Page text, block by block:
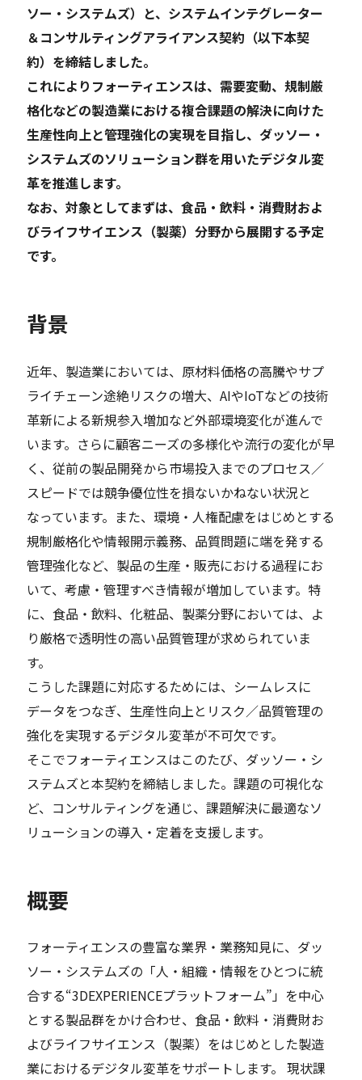
ソー・システムズ）と、システムインテグレーター
＆コンサルティングアライアンス契約（以下本契
約）を締結しました。
これによりフォーティエンスは、需要変動、規制厳
格化などの製造業における複合課題の解決に向けた
生産性向上と管理強化の実現を目指し、ダッソー・
システムズのソリューション群を用いたデジタル変
革を推進します。
なお、対象としてまずは、食品・飲料・消費財およ
びライフサイエンス（製薬）分野から展開する予定
です。
背景
近年、製造業においては、原材料価格の高騰やサプ
ライチェーン途絶リスクの増大、AIやIoTなどの技術
革新による新規参入増加など外部環境変化が進んで
います。さらに顧客ニーズの多様化や流行の変化が早
く、従前の製品開発から市場投入までのプロセス／
スピードでは競争優位性を損ないかねない状況と
なっています。また、環境・人権配慮をはじめとする
規制厳格化や情報開示義務、品質問題に端を発する
管理強化など、製品の生産・販売における過程にお
いて、考慮・管理すべき情報が増加しています。特
に、食品・飲料、化粧品、製薬分野においては、よ
り厳格で透明性の高い品質管理が求められていま
す。
こうした課題に対応するためには、シームレスに
データをつなぎ、生産性向上とリスク／品質管理の
強化を実現するデジタル変革が不可欠です。
そこでフォーティエンスはこのたび、ダッソー・シ
ステムズと本契約を締結しました。課題の可視化な
ど、コンサルティングを通じ、課題解決に最適なソ
リューションの導入・定着を支援します。
概要
フォーティエンスの豊富な業界・業務知見に、ダッ
ソー・システムズの「人・組織・情報をひとつに統
合する“3DEXPERIENCEプラットフォーム”」を中心
とする製品群をかけ合わせ、食品・飲料・消費財お
よびライフサイエンス（製薬）をはじめとした製造
業におけるデジタル変革をサポートします。 現状課